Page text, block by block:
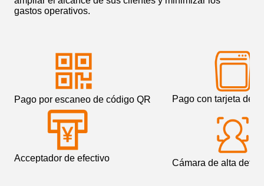
gastos operativos.
Pago por escaneo de código QR Pago con tarjeta de
Acceptador de efectivo Cámara de alta